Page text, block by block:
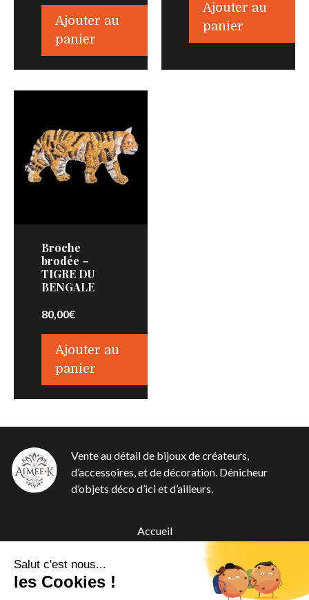
Ajouter au
panier
Ajouter au
panier
Broche
brodée –
TIGRE DU
BENGALE
80,00€
Ajouter au
panier
Vente au détail de bijoux de créateurs,
d’accessoires, et de décoration. Dénicheur
d’objets déco d’ici et d’ailleurs.
Accueil
Salut c'est nous...
les Cookies !